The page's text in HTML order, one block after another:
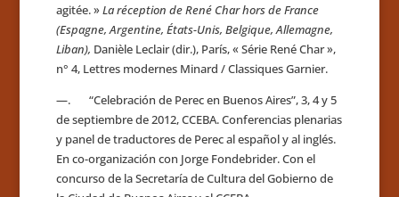
agitée. » La réception de René Char hors de France
(Espagne, Argentine, États-Unis, Belgique, Allemagne,
Liban), Danièle Leclair (dir.), París, « Série René Char »,
n° 4, Lettres modernes Minard / Classiques Garnier.
—. “Celebración de Perec en Buenos Aires”, 3, 4 y 5
de septiembre de 2012, CCEBA. Conferencias plenarias
y panel de traductores de Perec al español y al inglés.
En co-organización con Jorge Fondebrider. Con el
concurso de la Secretaría de Cultura del Gobierno de